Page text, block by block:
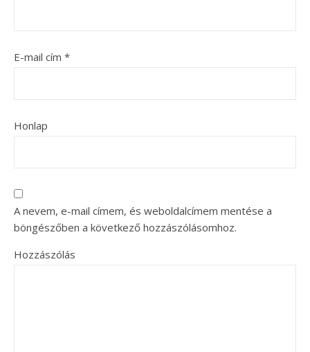
E-mail cím *
Honlap
A nevem, e-mail címem, és weboldalcímem mentése a
böngészőben a következő hozzászólásomhoz.
Hozzászólás